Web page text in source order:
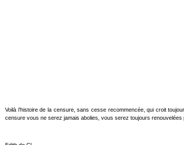
Voilà l’histoire de la censure, sans cesse recommencée, qui croit
censure vous ne serez jamais abolies, vous serez toujours renouvelées